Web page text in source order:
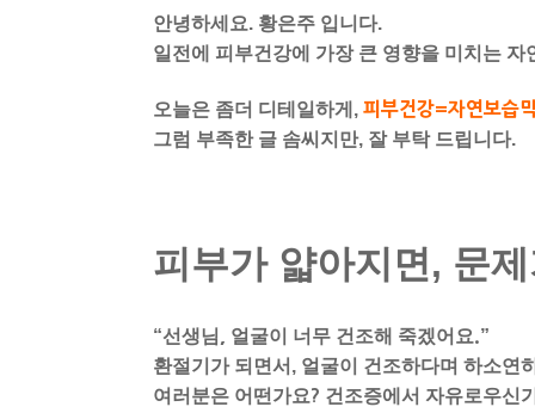
안녕하세요. 황은주 입니다.
일전에 피부건강에 가장 큰 영향을 미치는
오늘은 좀더 디테일하게, 피부건강=자연보습
그럼 부족한 글 솜씨지만, 잘 부탁 드립니다.
피부가 얇아지면, 문
“선생님 얼굴이 너무 건조해 죽겠어요 ”
환절기가 되면서, 얼굴이 건조하다며 하소연
여러분은 어떤가요? 건조증에서 자유로우신